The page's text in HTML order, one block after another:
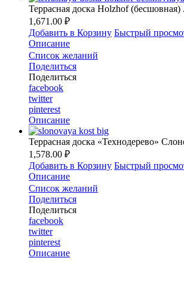
Террасная доска Holzhof
1,671.00 ₽
Добавить в Корзину Быстрый
Описание
Список желаний
Поделиться
Поделиться
facebook
twitter
pinterest
Описание
Террасная доска «Технодерево»
1,578.00 ₽
Добавить в Корзину Быстрый
Описание
Список желаний
Поделиться
Поделиться
facebook
twitter
pinterest
Описание